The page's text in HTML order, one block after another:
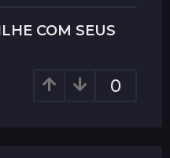
COM SEUS
0